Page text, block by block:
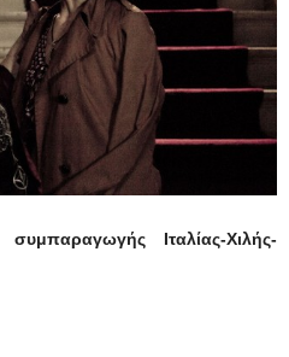
συμπαραγωγής Ιταλίας-Χιλής-